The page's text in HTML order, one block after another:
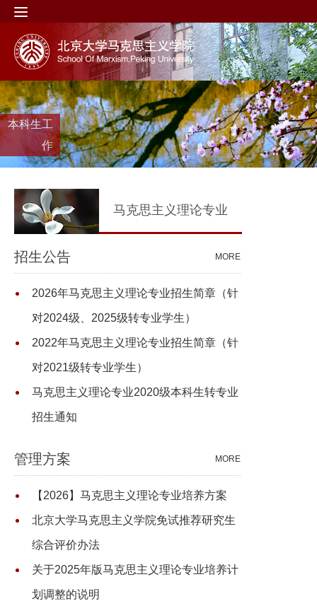
本科生工
作
马克思主义理论专业
MORE
招生公告
2026年马克思主义理论专业招生简章（针
对2024级、2025级转专业学生）
2022年马克思主义理论专业招生简章（针
对2021级转专业学生）
马克思主义理论专业2020级本科生转专业
招生通知
MORE
管理方案
【2026】马克思主义理论专业培养方案
北京大学马克思主义学院免试推荐研究生
综合评价办法
关于2025年版马克思主义理论专业培养计
划调整的说明